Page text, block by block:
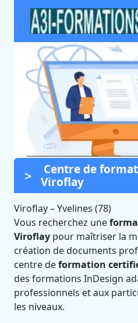
Formation
Viroflay
Certifié Qualiopi
Centre de
Viroflay
Viroflay–Yvelines (78)
Vous recherchez une
Viroflay pour maîtriser la
création de documents
centre deformation
des formations InDesign
professionnels et aux
les niveaux.